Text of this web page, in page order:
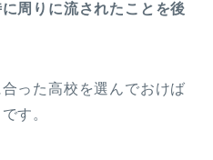
周りに流されたことを後
った高校を選んでおけば
す。